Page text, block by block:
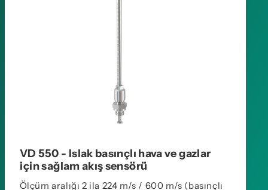
VD 550 - Islak basınçlı hava ve gazlar
için sağlam akış sensörü
Ölçüm aralığı 2 ila 224 m/s / 600 m/s (basınçlı